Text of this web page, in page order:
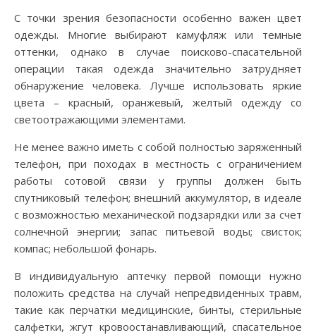
С точки зрения безопасности особенно важен цвет
одежды. Многие выбирают камуфляж или темные
оттенки, однако в случае поисково-спасательной
операции такая одежда значительно затрудняет
обнаружение человека. Лучше использовать яркие
цвета – красный, оранжевый, желтый одежду со
светоотражающими элементами.
Не менее важно иметь с собой полностью заряженный
телефон, при походах в местность с ограничением
работы сотовой связи у группы должен быть
спутниковый телефон; внешний аккумулятор, в идеале
с возможностью механической подзарядки или за счет
солнечной энергии; запас питьевой воды; свисток;
компас; небольшой фонарь.
В индивидуальную аптечку первой помощи нужно
положить средства на случай непредвиденных травм,
такие как перчатки медицинские, бинты, стерильные
салфетки, жгут кровоостанавливающий, спасательное